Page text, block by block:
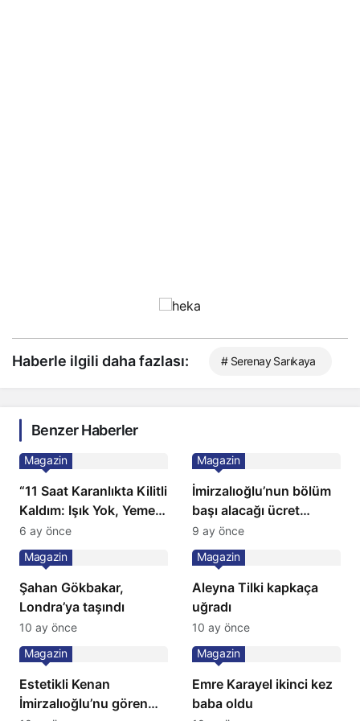
Haberle ilgili daha fazlası: # Serenay Sarıkaya
Benzer Haberler
“11 Saat Karanlıkta Kilitli
Kaldım: Işık Yok, Yemek
Yok, Tuvalet Yok!”
Çağla Şikel’den Şok
İtiraf
Magazin
6 ay önce
İmirzalıoğlu’nun bölüm
başı alacağı ücret
Türkiye’de bir ilk:
Gözünü 2 ilçeye dikti!
Magazin
9 ay önce
Şahan Gökbakar,
Londra’ya taşındı
Magazin
10 ay önce
Aleyna Tilki kapkaça
uğradı
Magazin
10 ay önce
Estetikli Kenan
İmirzalıoğlu’nu gören
Magazin
Emre Karayel ikinci kez
baba oldu
Magazin